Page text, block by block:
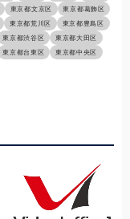
東京都文京区
東京都葛飾区
東京都荒川区
東京都豊島区
東京都渋谷区
東京都大田区
東京都台東区
東京都中央区